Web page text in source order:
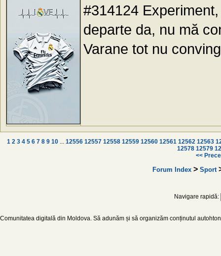
#314124
departe da, nu mă
Varane tot nu
1 2 3 4 5 6 7 8 9 10 ... 12556 12557 12558 12559 12560 12561 12562 12563
12578 12579
<<
Forum Index > Sport
Navigare rapidă:
Comunitatea digitală din Moldova. Să adunăm și să organizăm conținutul